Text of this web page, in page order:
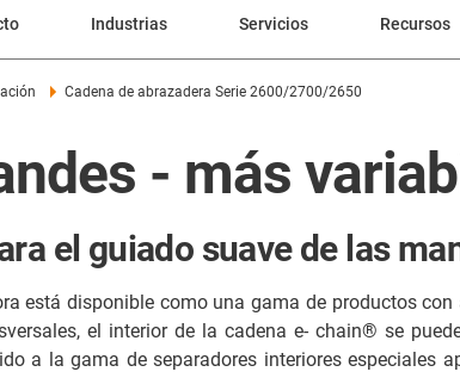
Industrias Servicios Recursos
Cadena de abrazadera Serie 2600/2700/2650
- más
el guiado suave de las
está disponible como una gama de productos
el interior de la cadena e- chain® se
a la gama de separadores interiores especiales